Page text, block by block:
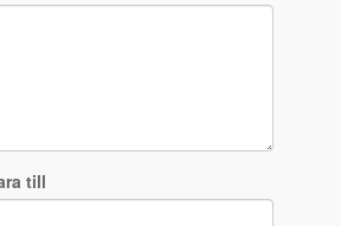
till